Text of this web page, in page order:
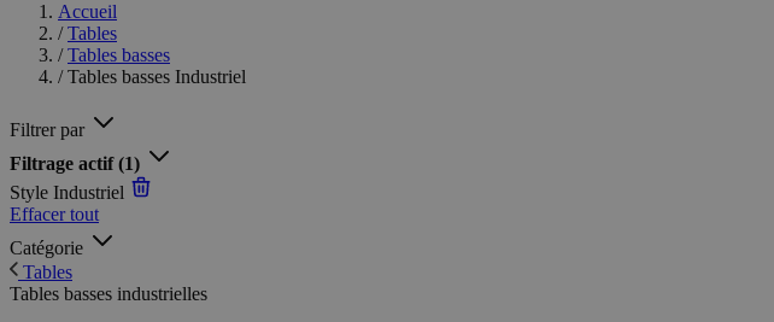
Accueil
/ Tables
/ Tables basses
/ Tables basses Industriel
Filtrer par
Filtrage actif(1)
Style Industriel
Effacer tout
Catégorie
Tables
Tables basses industrielles